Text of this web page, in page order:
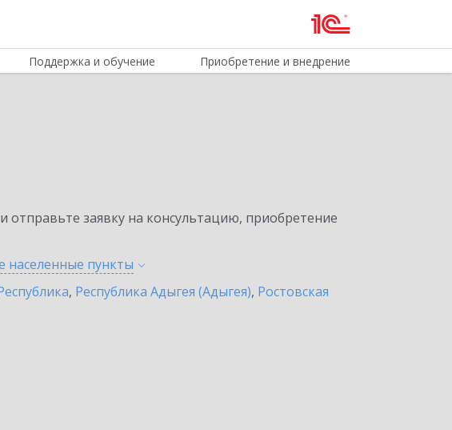
Поддержка и обучение Приобретение и внедрение
заявку на консультацию, приобретение
населенные пункты
, Республика Адыгея (Адыгея), Ростовская